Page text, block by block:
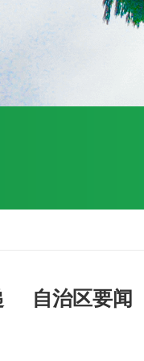
自治区要闻